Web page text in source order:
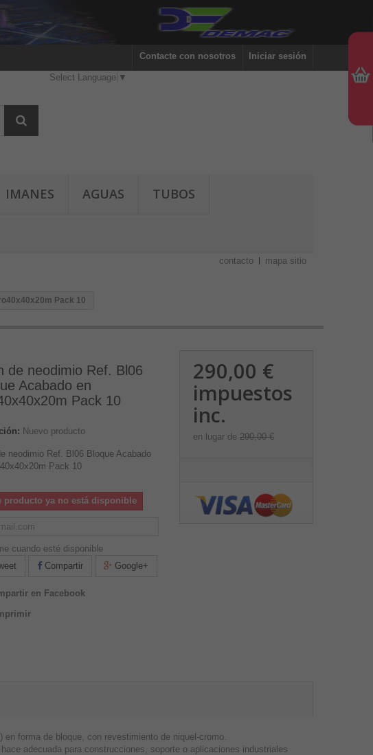
Iniciar sesión
Contacte con nosotros
IMANES AGUAS TUBOS
contacto mapa sitio
Select Language ▼
Pack 10
de neodimio Ref. Bl06
Acabado en
Pack 10
Nuevo producto
neodimio Ref. Bl06 Bloque Acabado
Pack 10
producto ya no está disponible
cuando esté disponible
Compartir Google+
en Facebook
290,00 €
impuestos
inc.
en lugar de 290,00 €
forma de bloque, con revestimiento de niquel-cromo.
adecuada para construcciones, soporte o aplicaciones industriales